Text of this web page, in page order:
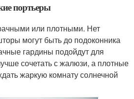
портьеры
или плотными. Нет
могут быть до подоконника
гардины подойдут для
сочетать с жалюзи, а плотные
жаркую комнату солнечной